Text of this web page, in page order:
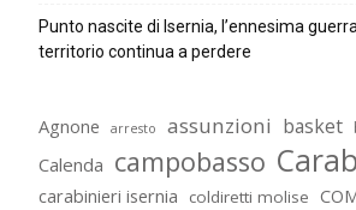
Punto nascite di Isernia, l’ennesima
territorio continua a perdere
Agnone arresto assunzioni basket
Calenda campobasso
carabinieri isernia coldiretti molise